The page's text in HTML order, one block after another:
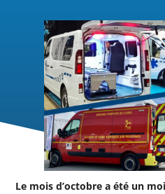
Le mois d’octobre a été un